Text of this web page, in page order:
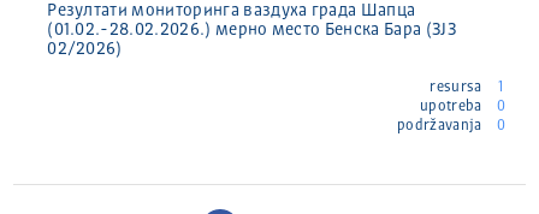
Резултати мониторинга ваздуха града Шапца
(01.02.-28.02.2026.) мерно место Бенска Бара (ЗЈЗ
02/2026)
resursa
1
upotreba
0
podržavanja
0